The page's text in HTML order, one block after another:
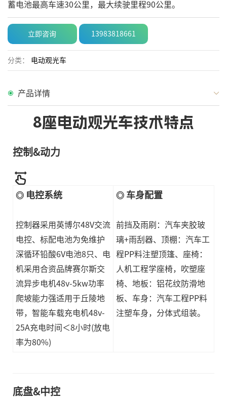
蓄电池最高车速30公里，最大续驶里程90公里。
立即咨询 13983818661
分类： 电动观光车
产品详情
8座电动观光车技术特点
控制&动力
◎ 电控系统
控制器采用英博尔48V交流
电控、标配电池为免维护
深循环铅酸6V电池8只、电
机采用合资品牌赛尔斯交
流异步电机48v-5kw功率
爬坡能力强适用于丘陵地
带，智能车载充电机48v-
25A充电时间＜8小时(放电
率为80%)
◎ 车身配置
前挡及雨刷：汽车夹胶玻
璃+雨刮器、顶棚：汽车工
程PP料注塑顶篷、座椅：
人机工程学座椅，吹塑座
椅、地板：铝花纹防滑地
板、车身：汽车工程PP料
注塑车身，分体式组装。
底盘&中控